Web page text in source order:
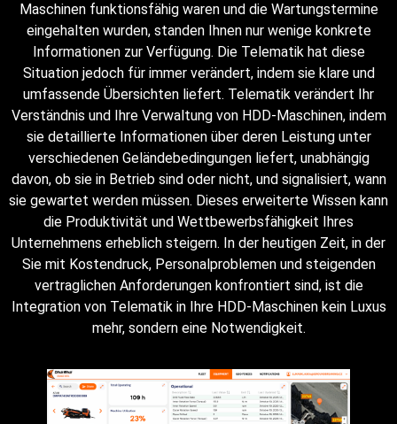
Maschinen funktionsfähig waren und die Wartungstermine
eingehalten wurden, standen Ihnen nur wenige konkrete
Informationen zur Verfügung. Die Telematik hat diese
Situation jedoch für immer verändert, indem sie klare und
umfassende Übersichten liefert. Telematik verändert Ihr
Verständnis und Ihre Verwaltung von HDD-Maschinen, indem
sie detaillierte Informationen über deren Leistung unter
verschiedenen Geländebedingungen liefert, unabhängig
davon, ob sie in Betrieb sind oder nicht, und signalisiert, wann
sie gewartet werden müssen. Dieses erweiterte Wissen kann
die Produktivität und Wettbewerbsfähigkeit Ihres
Unternehmens erheblich steigern. In der heutigen Zeit, in der
Sie mit Kostendruck, Personalproblemen und steigenden
vertraglichen Anforderungen konfrontiert sind, ist die
Integration von Telematik in Ihre HDD-Maschinen kein Luxus
mehr, sondern eine Notwendigkeit.